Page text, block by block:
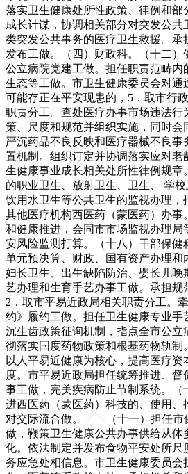
落实卫生健康处所性政策、律例和部
成长计谋，协调相关部分对突发公共
类突发公共事务的医疗卫生救援。承
发布工做。（四）财政科。（十二）
公立病院党建工做。担任职责范畴内
生态等工做。市卫生健康委员会对通
可能存正在平安现患的，5．取市行
职责分工。查处医疗办事市场违法行
策、尺度和规范并组织实施，同时会
严沉药品不良反映和医疗器械不良
置机制。组织订定并协调落实应对老
生健康事业成长相关处所性律例规章
的职业卫生、放射卫生、卫生、 学校
饮用水卫生等公共卫生的监视办理，
其他医疗机构西医药（蒙医药）办事
和健康推进，会同市市场监视办理局
安风险监测打算。（十八）干部保健
单元预决算、财政、国有资产办理和
妇长卫生、出生缺陷防治、婴长儿晚
艺办理和生育手艺办事工做。承担规
2．取市平易近政局相关职责分工。
约》履约工做。担任卫生健康专业手
沉生齿政策征询机制，指点全市公立
彻落实国度药物政策和根基药物轨制
以人平易近健康为核心，提高医疗
度。市平易近政局担任统筹推进、
事工做，完美疾病防止节制系统。（
进西医药（蒙医药）科技的、使用、
对交际流合做。
（十一）担任
做，鞭策卫生健康公共办事供给从体
化。依法制定并发布食物平安处所尺
务应急处相信息。市卫生健康委员会